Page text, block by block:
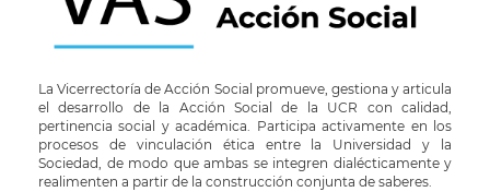
La Vicerrectoría de Acción Social promueve, gestiona y articula
el desarrollo de la Acción Social de la UCR con calidad,
pertinencia social y académica. Participa activamente en los
procesos de vinculación ética entre la Universidad y la
Sociedad, de modo que ambas se integren dialécticamente y
realimenten a partir de la construcción conjunta de saberes.